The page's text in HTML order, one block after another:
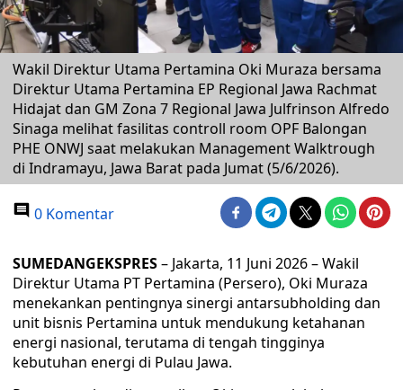
Wakil Direktur Utama Pertamina Oki Muraza bersama
Direktur Utama Pertamina EP Regional Jawa Rachmat
Hidajat dan GM Zona 7 Regional Jawa Julfrinson Alfredo
Sinaga melihat fasilitas controll room OPF Balongan
PHE ONWJ saat melakukan Management Walktrough
di Indramayu, Jawa Barat pada Jumat (5/6/2026).
0 Komentar
SUMEDANGEKSPRES– Jakarta, 11 Juni 2026 – Wakil
Direktur Utama PT Pertamina (Persero), Oki Muraza
menekankan pentingnya sinergi antarsubholding dan
unit bisnis Pertamina untuk mendukung ketahanan
energi nasional, terutama di tengah tingginya
kebutuhan energi di Pulau Jawa.